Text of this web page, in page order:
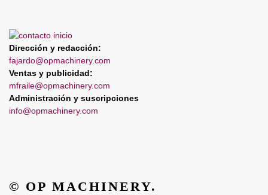
Dirección y redacción:
fajardo@opmachinery.com
Ventas y publicidad:
mfraile@opmachinery.com
Administración y suscripciones
info@opmachinery.com
© OP MACHINERY.